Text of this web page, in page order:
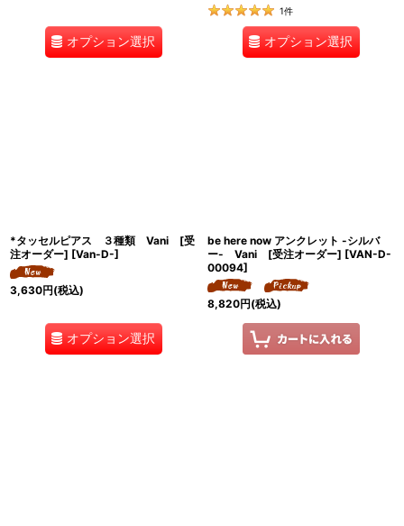
オプション選択
1件
オプション選択
*タッセルピアス ３種類 Vani [受
注オーダー] [Van-D-]
3,630円(税込)
オプション選択
be here now アンクレット -シルバ
ー- Vani [受注オーダー] [VAN-D-
00094]
8,820円(税込)